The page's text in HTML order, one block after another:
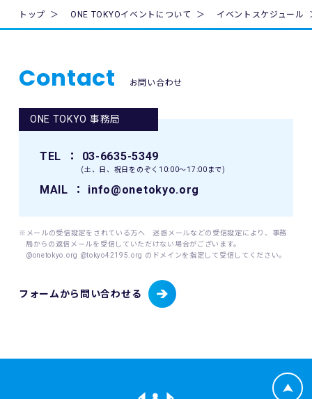
されるものとします。
宜の場所に掲示（及び登録されたメールアドレスへの通知
12. 本イベントに関連して生ずる一切の紛争については、東
程」といいます。）を遵守し、厳正な管理のもとで行いま
当財団は、個人情報の取得、利用及び提供を必要とする場合
には、日本工業規格「個人情報保護マネジメントシステム 要
護マネジメントシステムを遵守し、厳正な管理のもとで行い
よる（ご本人が未成年者（18歳未満）の場合はその親権者の
同意を得た）情報の提供(登録、申込等)によることを原則と
します。
内でこれを行います。
(1) 取り扱う個人情報
・東京マラソン等にご応募いただく場合
・東京マラソン等を通じて寄付をしていただく場合
ルアドレス、国籍、パスポート番号（海外エントリーの場
係、日本陸上競技連盟（JAAF）への登録の有無、JAAF ID
トップ ONE TOKYOイベントについて イベントスケジュール
Contact お問い合わせ
フォームから問い合わせる
ONE TOKYO 事務局
TEL ： 03-6635-5349
(土、日、祝日をのぞく10:00〜17:00まで)
MAIL ： info@onetokyo.org
※メールの受信設定をされている方へ 迷惑メールなどの受信設定により、事務
局からの返信メールを受信していただけない場合がございます。
@onetokyo.org @tokyo42195.org のドメインを指定して受信してください。